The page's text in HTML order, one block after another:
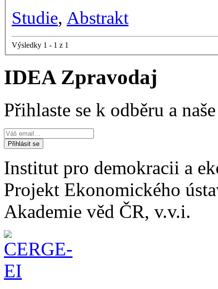
Studie, Abstrakt
Výsledky 1 - 1 z 1
IDEA Zpravodaj
Přihlaste se k odběru a
Institut pro demokracii a
Projekt Ekonomického
Akademie věd ČR, v.v.i.